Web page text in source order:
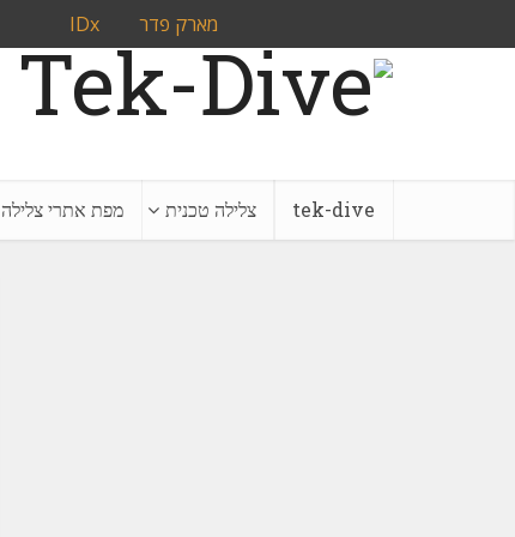
מארק פדר IDx
tek-dive צלילה טכנית מפת אתרי צלילה